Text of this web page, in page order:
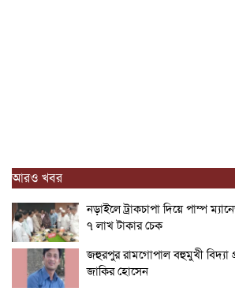
আরও খবর
নড়াইলে ট্রাকচাপা দিয়ে পাম্প
৭ লাখ টাকার চেক
জহুরপুর রামগোপাল বহুমুখী বিদ্যা
জাকির হোসেন